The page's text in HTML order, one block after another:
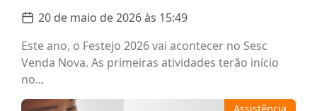
20 de maio de 2026 às 15:49
Este ano, o Festejo 2026 vai acontecer no Sesc
Venda Nova. As primeiras atividades terão início
no...